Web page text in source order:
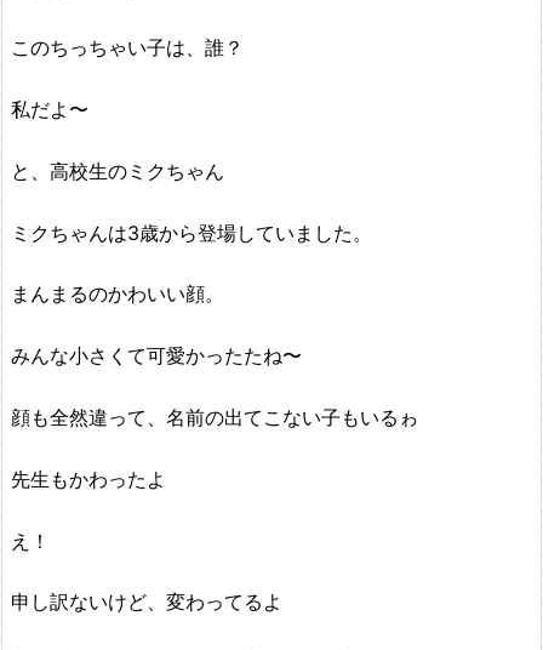
このちっちゃい子は、誰？
私だよ〜
と、高校生のミクちゃん
ミクちゃんは3歳から登場していました。
まんまるのかわいい顔。
みんな小さくて可愛かったたね〜
顔も全然違って、名前の出てこない子もいるゎ
先生もかわったよ
え！
申し訳ないけど、変わってるよ